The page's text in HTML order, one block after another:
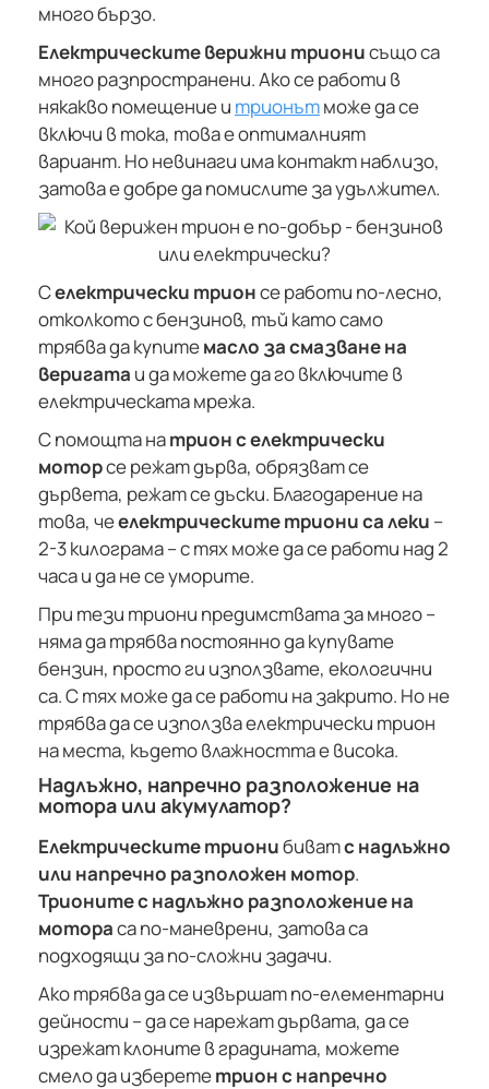
много бързо.
Електрическите верижни трионисъщо са
много разпространени. Ако се работи в
някакво помещение и трионътможе да се
включи в тока, това е оптималният
вариант. Но невинаги има контакт наблизо,
затова е добре да помислите за удължител.
Селектрически трионсе работи по-лесно,
отколкото с бензинов, тъй като само
трябва да купитемасло за смазване на
веригата и да можете да го включите в
електрическата мрежа.
С помощта натрион с електрически
моторсе режат дърва, обрязват се
дървета, режат се дъски. Благодарение на
това, чеелектрическите триони са леки –
2-3 килограма – с тях може да се работи над 2
часа и да не се уморите.
При тези триони предимствата за много –
няма да трябва постоянно да купувате
бензин, просто ги използвате, екологични
са. С тях може да се работи на закрито. Но не
трябва да се използва електрически трион
на места, където влажността е висока.
Надлъжно, напречно разположение на
мотора или акумулатор?
Електрическите трионибиватс надлъжно
или напречно разположен мотор.
Трионите с надлъжно разположение на
мотораса по-маневрени, затова са
подходящи за по-сложни задачи.
Ако трябва да се извършат по-елементарни
дейности – да се нарежат дървата, да се
изрежат клоните в градината, можете
смело да изберететрион с напречно